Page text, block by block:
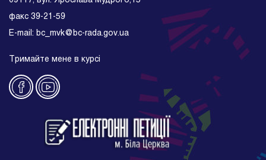
факс 39-21-59
E-mail: bc_mvk@bc-rada.gov.ua
Тримайте мене в курсі